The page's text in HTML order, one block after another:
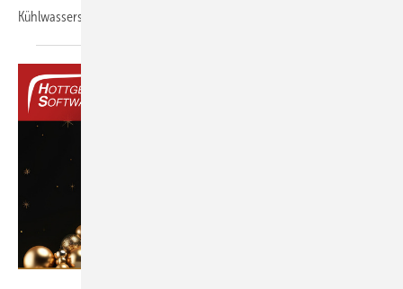
Kühlwassersysteme.